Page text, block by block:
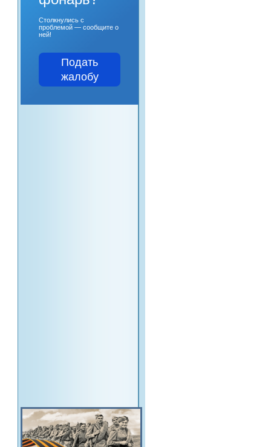
Столкнулись с
проблемой — сообщите о
ней!
Подать
жалобу